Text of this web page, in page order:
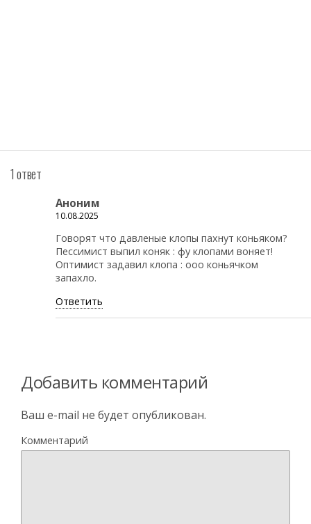
1 ответ
Аноним
10.08.2025
Говорят что давленые клопы пахнут коньяком?
Пессимист выпил коняк : фу клопами воняет!
Оптимист задавил клопа : ооо коньячком
запахло.
Ответить
Добавить комментарий
Ваш e-mail не будет опубликован.
Комментарий